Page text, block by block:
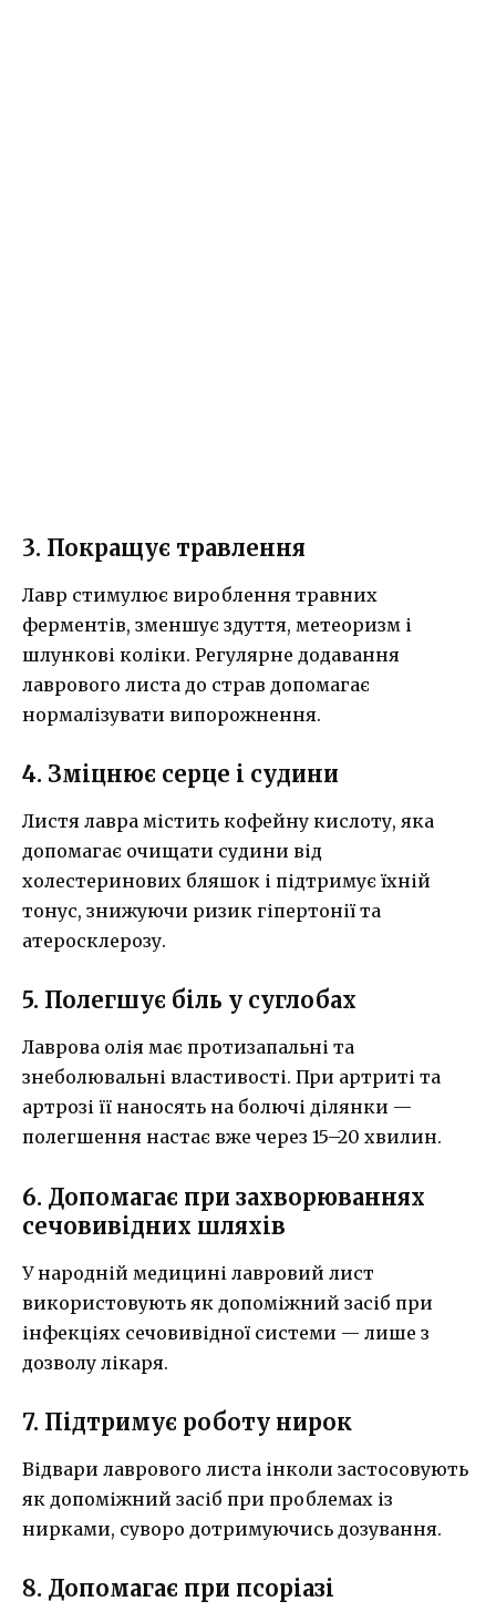
3. Покращує травлення
Лавр стимулює вироблення травних
ферментів, зменшує здуття, метеоризм і
шлункові коліки. Регулярне додавання
лаврового листа до страв допомагає
нормалізувати випорожнення.
4. Зміцнює серце і судини
Листя лавра містить кофейну кислоту, яка
допомагає очищати судини від
холестеринових бляшок і підтримує їхній
тонус, знижуючи ризик гіпертонії та
атеросклерозу.
5. Полегшує біль у суглобах
Лаврова олія має протизапальні та
знеболювальні властивості. При артриті та
артрозі її наносять на болючі ділянки —
полегшення настає вже через 15–20 хвилин.
6. Допомагає при захворюваннях
сечовивідних шляхів
У народній медицині лавровий лист
використовують як допоміжний засіб при
інфекціях сечовивідної системи — лише з
дозволу лікаря.
7. Підтримує роботу нирок
Відвари лаврового листа інколи застосовують
як допоміжний засіб при проблемах із
нирками, суворо дотримуючись дозування.
8. Допомагає при псоріазі